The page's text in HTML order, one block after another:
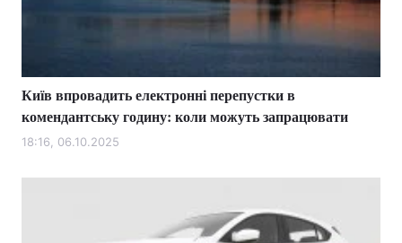
Київ впровадить електронні перепустки в
комендантську годину: коли можуть запрацювати
18:16, 06.10.2025